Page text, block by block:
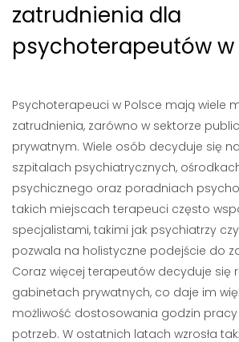
zatrudnienia dla
psychoterapeutów w
Psychoterapeuci w Polsce mają wiele
zatrudnienia, zarówno w sektorze
prywatnym. Wiele osób decyduje się
szpitalach psychiatrycznych,
psychicznego oraz poradniach
takich miejscach terapeuci często
specjalistami, takimi jak psychiatrzy
pozwala na holistyczne podejście do
Coraz więcej terapeutów decyduje się
gabinetach prywatnych, co daje im
możliwość dostosowania godzin
potrzeb. W ostatnich latach wzrosła